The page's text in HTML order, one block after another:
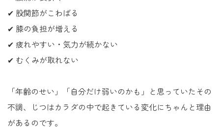
✔ 股関節がこわばる
✔ 膝の負担が増える
✔ 疲れやすい・気力が続かない
✔ むくみが取れない
「年齢のせい」「自分だけ弱いのかも」と思っていたその
不調、じつはカラダの中で起きている変化にちゃんと理由
があるのです。